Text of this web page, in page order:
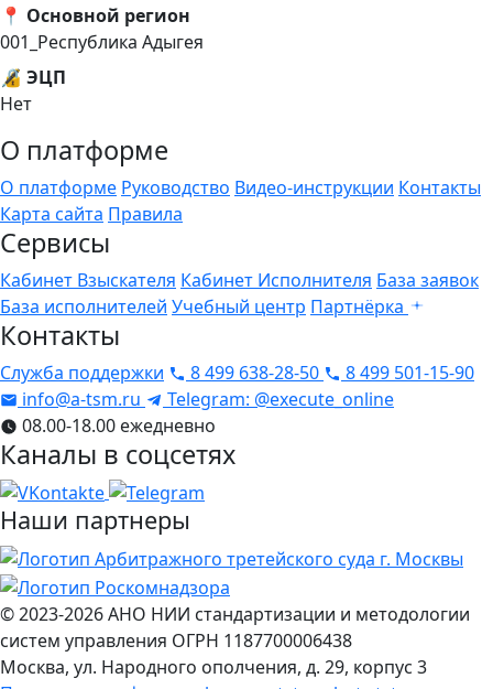
📍 Основной регион
001_Республика Адыгея
🔏 ЭЦП
Нет
О платформе
О платформе Руководство Видео-инструкции Контакты
Карта сайта Правила
Сервисы
Кабинет Взыскателя Кабинет Исполнителя База заявок
База исполнителей Учебный центр Партнёрка
Контакты
Служба поддержки 8 499 638-28-50
8 499 501-15-90
info@a-tsm.ru
Telegram: @execute_online
08.00-18.00 ежедневно
Каналы в соцсетях
Наши партнеры
© 2023-2026АНО НИИ стандартизации и методологии
систем управления ОГРН 1187700006438
Москва, ул. Народного ополчения, д. 29, корпус 3